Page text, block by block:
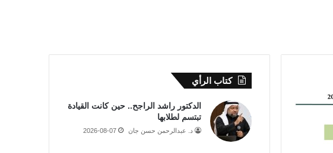
كتاب الرأي
الدكتور راشد الراجح.. حين كانت القيادة
تبتسم لطلابها
د. عبدالرحمن حسن جان 2026-08-07